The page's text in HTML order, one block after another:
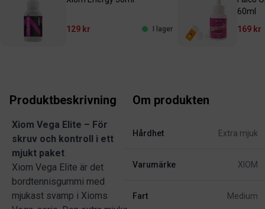
129 kr I lager
60ml
169 kr
Produktbeskrivning
Xiom Vega Elite – För
skruv och kontroll i ett
mjukt paket
Xiom Vega Elite är det
bordtennisgummi med
mjukast svamp i Xioms
Om produkten
Hårdhet Extra mjuk
Varumärke XIOM
Fart Medium